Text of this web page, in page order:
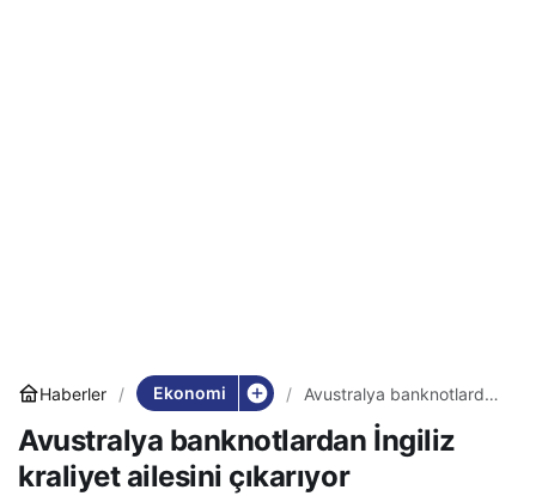
Haberler Ekonomi
Avustralya banknotlardan
çıkarıyor
Avustralya banknotlardan İngiliz
kraliyet ailesini çıkarıyor